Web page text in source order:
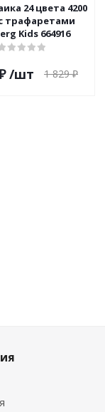
24 цвета 4200
трафаретами
Kids 664916
/шт 1 829₽